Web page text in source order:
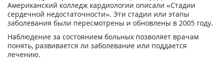
Американский колледж кардиологии описали «Стадии
сердечной недостаточности». Эти стадии или этапы
заболевания были пересмотрены и обновлены в 2005 году.
Наблюдение за состоянием больных позволяет врачам
понять, развивается ли заболевание или поддается
лечению.